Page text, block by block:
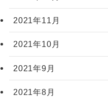
2021年11月
2021年10月
2021年9月
2021年8月